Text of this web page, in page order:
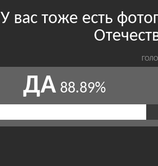
У вас тоже есть
ДА 88.89%